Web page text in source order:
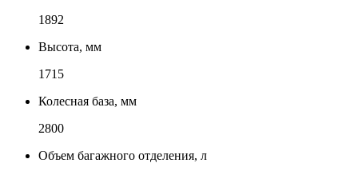
1892
Высота, мм
1715
Колесная база, мм
2800
Объем багажного отделения, л